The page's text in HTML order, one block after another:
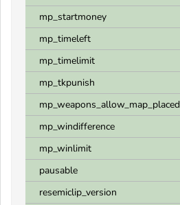
mp_startmoney
mp_timeleft
mp_timelimit
mp_tkpunish
mp_weapons_allow_map_placed
mp_windifference
mp_winlimit
pausable
resemiclip_version